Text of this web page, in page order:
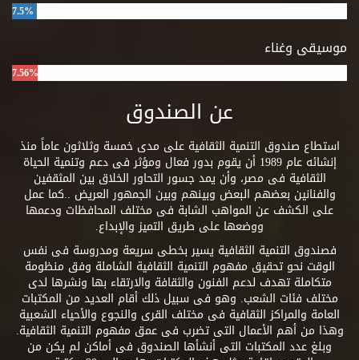
7.5%
موسيقى وغناء
7.56%
عن الصندوق
استطاع صندوق التنمية الثقافية على مدى خمسة وثلاثون عاماً منذ
إنشائه عام 1989 أن يقوم بدور فعال ومؤثر فى دعم وتنمية الحياة
الثقافية فى مصر، وأن يمد جسور التحاور الخلاق بين المثقفين
والفنانين بعضهم البعض وبينهم وبين الجمهور العريض ..كما عمل
على الكشف عن المواهب الشابة فى مختلف المحافظات ودعمها
ووضعها على طريق التميز والإبداع.
فصندوق التنمية الثقافية يسير بخطى سريعة ومدروسة فى نفس
الوقت نحو تحقيق مفهوم التنمية الثقافية الشاملة وفق منظومة
متكاملة تهدف لدعم الفنون والثقافة والارتقاء بها ونشرها لدى
مختلف فئات الشعب. وهو فى سبيل ذلك أقام العديد من المكتبات
العامة والمراكز الثقافية فى مختلف القرى والنجوع والأحياء الشعبية
وهذا من أهم الأعمال التى تضرب فى عمق مفهوم التنمية الثقافية.
وبلغ عدد المكتبات التى أنشأها الصندوق فى أماكن لم يكن من